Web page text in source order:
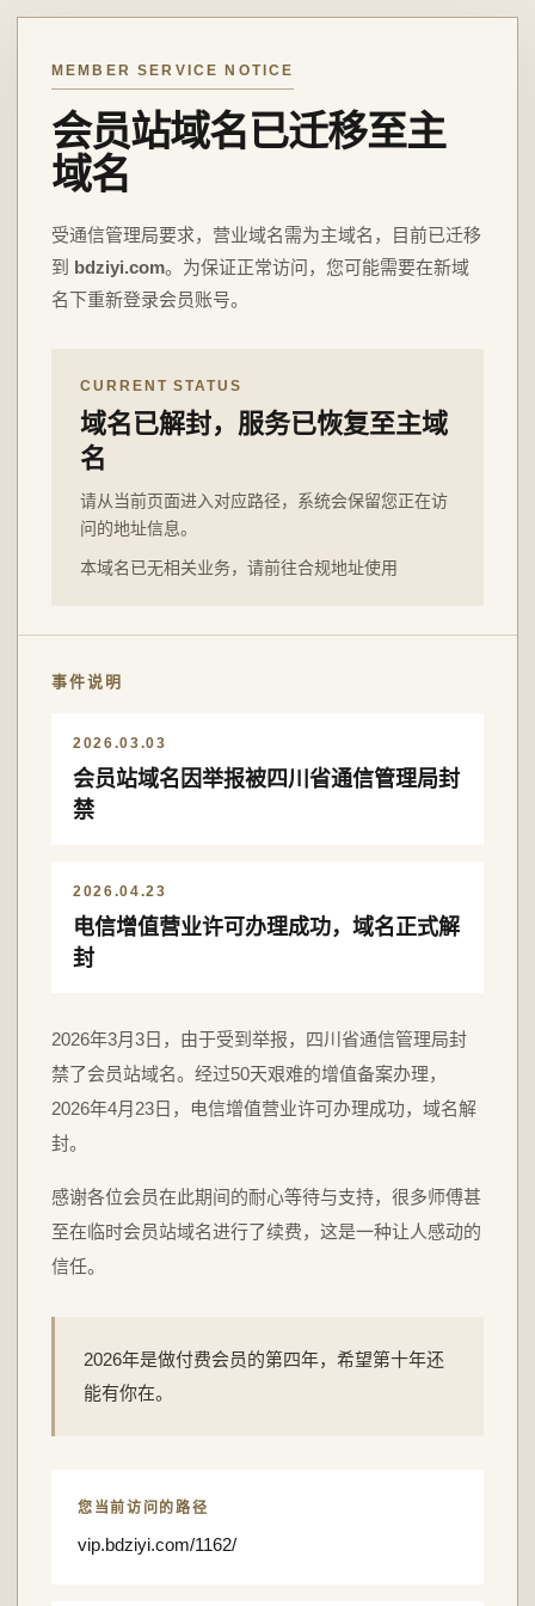
MEMBER SERVICE NOTICE
会员站域名已迁移至主
域名
受通信管理局要求，营业域名需为主域名，目前已迁移
到 bdziyi.com。为保证正常访问，您可能需要在新域
名下重新登录会员账号。
CURRENT STATUS
域名已解封，服务已恢复至主域
名
请从当前页面进入对应路径，系统会保留您正在访
问的地址信息。
本域名已无相关业务，请前往合规地址使用
事件说明
2026.03.03
会员站域名因举报被四川省通信管理局封
禁
2026.04.23
电信增值营业许可办理成功，域名正式解
封
2026年3月3日，由于受到举报，四川省通信管理局封
禁了会员站域名。经过50天艰难的增值备案办理，
2026年4月23日，电信增值营业许可办理成功，域名解
封。
感谢各位会员在此期间的耐心等待与支持，很多师傅甚
至在临时会员站域名进行了续费，这是一种让人感动的
信任。
2026年是做付费会员的第四年，希望第十年还
能有你在。
您当前访问的路径
vip.bdziyi.com/1162/